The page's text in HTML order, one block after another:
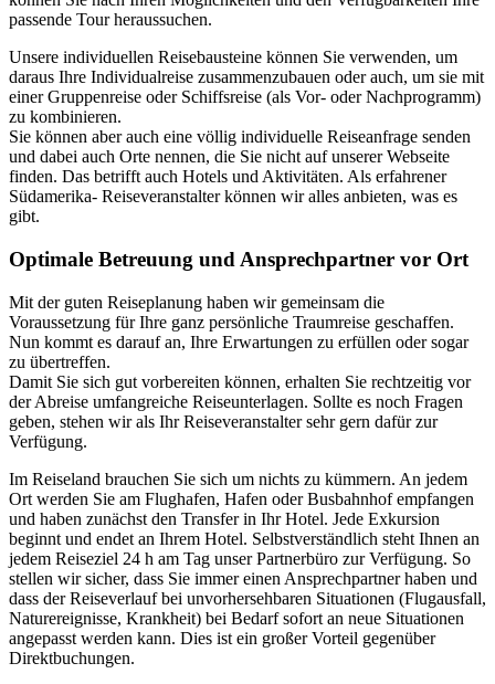
passende Tour heraussuchen.
Unsere individuellen Reisebausteine können Sie verwenden, um
daraus Ihre Individualreise zusammenzubauen oder auch, um sie mit
einer Gruppenreise oder Schiffsreise (als Vor- oder Nachprogramm)
zu kombinieren.
Sie können aber auch eine völlig individuelle Reiseanfrage senden
und dabei auch Orte nennen, die Sie nicht auf unserer Webseite
finden. Das betrifft auch Hotels und Aktivitäten. Als erfahrener
Südamerika- Reiseveranstalter können wir alles anbieten, was es
gibt.
Optimale Betreuung und Ansprechpartner vor Ort
Mit der guten Reiseplanung haben wir gemeinsam die
Voraussetzung für Ihre ganz persönliche Traumreise geschaffen.
Nun kommt es darauf an, Ihre Erwartungen zu erfüllen oder sogar
zu übertreffen.
Damit Sie sich gut vorbereiten können, erhalten Sie rechtzeitig vor
der Abreise umfangreiche Reiseunterlagen. Sollte es noch Fragen
geben, stehen wir als Ihr Reiseveranstalter sehr gern dafür zur
Verfügung.
Im Reiseland brauchen Sie sich um nichts zu kümmern. An jedem
Ort werden Sie am Flughafen, Hafen oder Busbahnhof empfangen
und haben zunächst den Transfer in Ihr Hotel. Jede Exkursion
beginnt und endet an Ihrem Hotel. Selbstverständlich steht Ihnen an
jedem Reiseziel 24 h am Tag unser Partnerbüro zur Verfügung. So
stellen wir sicher, dass Sie immer einen Ansprechpartner haben und
dass der Reiseverlauf bei unvorhersehbaren Situationen (Flugausfall,
Naturereignisse, Krankheit) bei Bedarf sofort an neue Situationen
angepasst werden kann. Dies ist ein großer Vorteil gegenüber
Direktbuchungen.